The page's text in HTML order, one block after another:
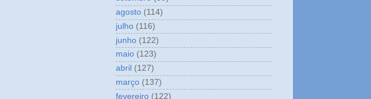
agosto (114)
julho (116)
junho (122)
maio (123)
abril (127)
março (137)
fevereiro (122)